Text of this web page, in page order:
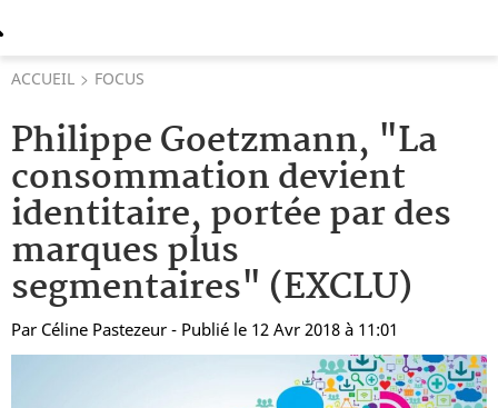
ACCUEIL FOCUS
Philippe Goetzmann, "La
consommation devient
identitaire, portée par des
marques plus
segmentaires" (EXCLU)
Par Céline Pastezeur - Publié le 12 Avr 2018 à 11:01